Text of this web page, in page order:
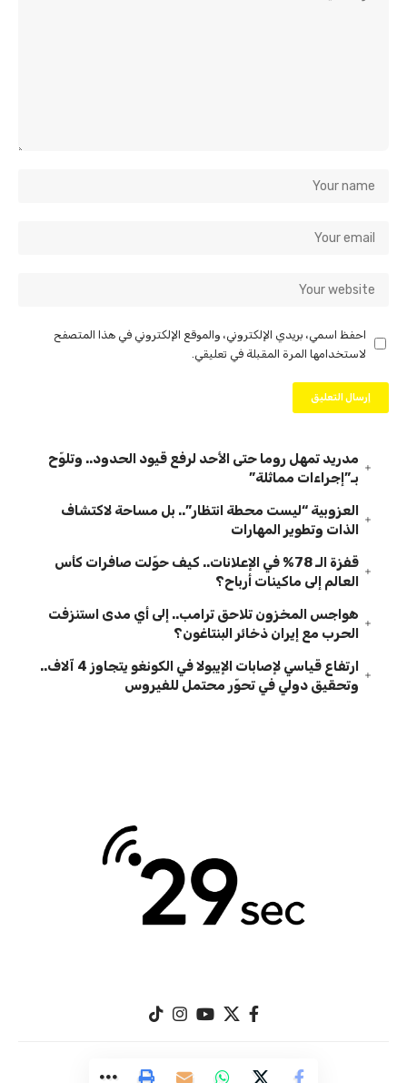
احفظ اسمي، بريدي الإلكتروني، والموقع الإلكتروني في هذا المتصفح
لاستخدامها المرة المقبلة في تعليقي.
مدريد تمهل روما حتى الأحد لرفع قيود الحدود.. وتلوّح
بـ”إجراءات مماثلة”
العزوبية “ليست محطة انتظار”.. بل مساحة لاكتشاف
الذات وتطوير المهارات
قفزة الـ 78% في الإعلانات.. كيف حوّلت صافرات كأس
العالم إلى ماكينات أرباح؟
هواجس المخزون تلاحق ترامب.. إلى أي مدى استنزفت
الحرب مع إيران ذخائر البنتاغون؟
ارتفاع قياسي لإصابات الإيبولا في الكونغو يتجاوز 4 آلاف..
وتحقيق دولي في تحوّر محتمل للفيروس